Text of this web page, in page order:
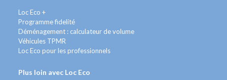
Loc Eco +
Programme fidelité
Déménagement : calculateur de volume
Véhicules TPMR
Loc Eco pour les professionnels
Plus loin avec Loc Eco